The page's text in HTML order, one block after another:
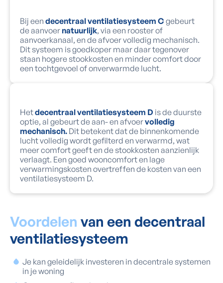
Bij een decentraal ventilatiesysteem C gebeurt
de aanvoer natuurlijk, via een rooster of
aanvoerkanaal, en de afvoer volledig mechanisch.
Dit systeem is goedkoper maar daar tegenover
staan hogere stookkosten en minder comfort door
een tochtgevoel of onverwarmde lucht.
Hetdecentraal ventilatiesysteem D is de duurste
optie, al gebeurt de aan- en afvoervolledig
mechanisch. Dit betekent dat de binnenkomende
lucht volledig wordt gefilterd en verwarmd, wat
meer comfort geeft en de stookkosten aanzienlijk
verlaagt. Een goed wooncomfort en lage
verwarmingskosten overtreffen de kosten van een
ventilatiesysteem D.
Voordelen van een decentraal
ventilatiesysteem
Je kan geleidelijk investeren in decentrale systemen
in je woning